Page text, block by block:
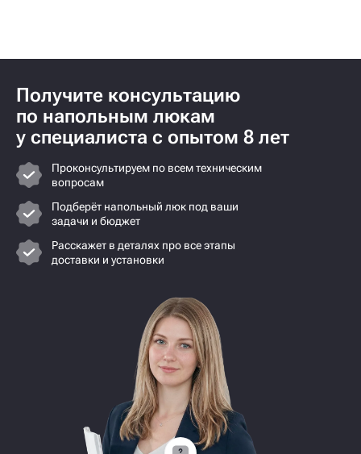
Получите консультацию
по напольным люкам
у специалиста с опытом 8 лет
Проконсультируем по всем техническим
вопросам
Подберёт напольный люк под ваши
задачи и бюджет
Расскажет в деталях про все этапы
доставки и установки